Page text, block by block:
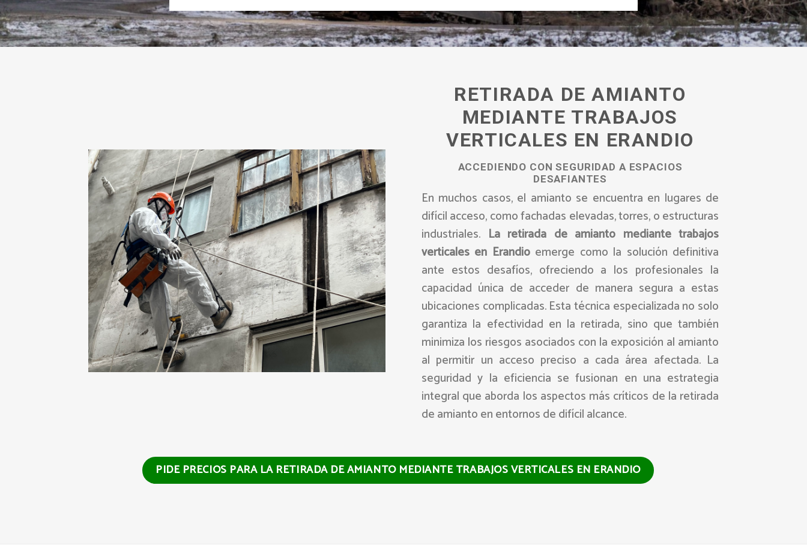
RETIRADA DE AMIANTO
MEDIANTE TRABAJOS
VERTICALES EN ERANDIO
ACCEDIENDO CON SEGURIDAD A ESPACIOS
DESAFIANTES
En muchos casos, el amianto se encuentra en lugares de
difícil acceso, como fachadas elevadas, torres, o estructuras
industriales. La retirada de amianto mediante trabajos
verticales en Erandioemerge como la solución definitiva
ante estos desafíos, ofreciendo a los profesionales la
capacidad única de acceder de manera segura a estas
ubicaciones complicadas. Esta técnica especializada no solo
garantiza la efectividad en la retirada, sino que también
minimiza los riesgos asociados con la exposición al amianto
al permitir un acceso preciso a cada área afectada. La
seguridad y la eficiencia se fusionan en una estrategia
integral que aborda los aspectos más críticos de la retirada
de amianto en entornos de difícil alcance.
PIDE PRECIOS PARA LA RETIRADA DE AMIANTO MEDIANTE TRABAJOS VERTICALES EN ERANDIO